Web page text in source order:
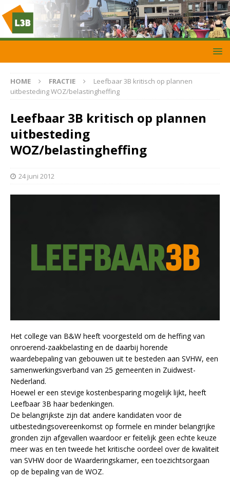
HOME FRACTIE
Leefbaar 3B kritisch op plannen
uitbesteding WOZ/belastingheffing
Leefbaar 3B kritisch op plannen
uitbesteding
WOZ/belastingheffing
24 juni 2012
Het college van B&W heeft voorgesteld om de heffing van
onroerend-zaakbelasting en de daarbij horende
waardebepaling van gebouwen uit te besteden aan SVHW, een
samenwerkingsverband van 25 gemeenten in Zuidwest-
Nederland.
Hoewel er een stevige kostenbesparing mogelijk lijkt, heeft
Leefbaar 3B haar bedenkingen.
De belangrijkste zijn dat andere kandidaten voor de
uitbestedingsovereenkomst op formele en minder belangrijke
gronden zijn afgevallen waardoor er feitelijk geen echte keuze
meer was en ten tweede het kritische oordeel over de kwaliteit
van SVHW door de Waarderingskamer, een toezichtsorgaan
op de bepaling van de WOZ.